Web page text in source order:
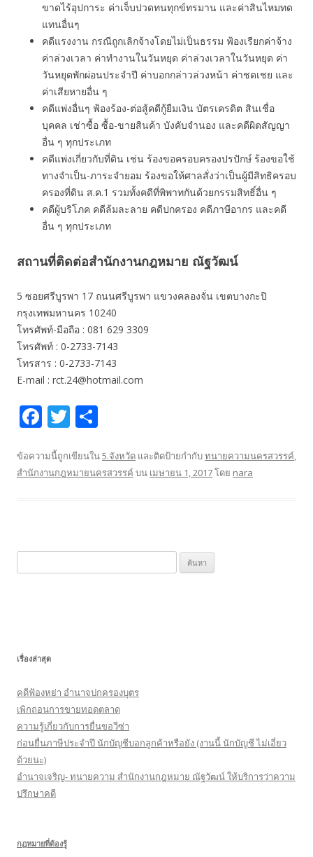
ขาดไร้อุปการะ ค่าเจ็บปวดทนทุกข์ทรมาน และค่าสินไหมทด
แทนอื่นๆ
คดีแรงงาน กรณีถูกเลิกจ้างโดยไม่เป็นธรรม ฟ้องเรียกค่าจ้าง
ค่าล่วงเวลา ค่าทํางานในวันหยุด ค่าล่วงเวลาในวันหยุด ค่า
วันหยุดพักผ่อนประจำปี ค่าบอกกล่าวล่วงหน้า ค่าชดเชย และ
ค่าเสียหายอื่น ๆ
คดีแพ่งอื่นๆ ฟ้องร้อง-ต่อสู้คดีกู้ยืมเงิน บัตรเครดิต สินเชื่อ
บุคคล เช่าซื้อ ซื้อ-ขายสินค้า บังคับจำนอง และคดีผิดสัญญา
อื่น ๆ ทุกประเภท
คดีแพ่งเกี่ยวกับที่ดิน เช่น ร้องขอครอบครองปรปักษ์ ร้องขอใช้
ทางจำเป็น-ภาระจำยอม ร้องขอให้ศาลสั่งว่าเป็นผู้มีสิทธิครอบ
ครองที่ดิน ส.ค.1 รวมทั้งคดีที่พิพาทกันด้วยกรรมสิทธิ์อื่น ๆ
คดีผู้บริโภค คดีล้มละลาย คดีปกครอง คดีภาษีอากร และคดี
อื่น ๆ ทุกประเภท
สถานที่ติดต่อสำนักงานกฎหมาย ณัฐวัฒน์
5 ซอยศรีบูรพา 17 ถนนศรีบูรพา แขวงคลองจั่น เขตบางกะปิ
กรุงเทพมหานคร 10240
โทรศัพท์-มือถือ : 081 629 3309
โทรศัพท์ : 0-2733-7143
โทรสาร : 0-2733-7143
E-mail : rct.24@hotmail.com
F
e
b
k
T
itt
er
ar
e
ข้อความนี้ถูกเขียนใน5.จังหวัด และติดป้ายกำกับทนายความนครสวรรค์,
สำนักงานกฎหมายนครสวรรค์ บน เมษายน 1, 2017โดย nara
น
รั
:
เรื่องล่าสุด
คดีฟ้องหย่า อำนาจปกครองบุตร
เพิกถอนการขายทอดตลาด
ความรู้เกี่ยวกับการยื่นขอวีซ่า
ก่อนยื่นภาษีประจำปี นักบัญชีบอกลูกค้าหรือยัง (งานนี้ นักบัญชี ไม่เอี่ยว
ด้วยนะ)
อำนาจเจริญ- ทนายความ สำนักงานกฎหมาย ณัฐวัฒน์ ให้บริการว่าความ
ปรึกษาคดี
กฎหมายที่ต้องรู้